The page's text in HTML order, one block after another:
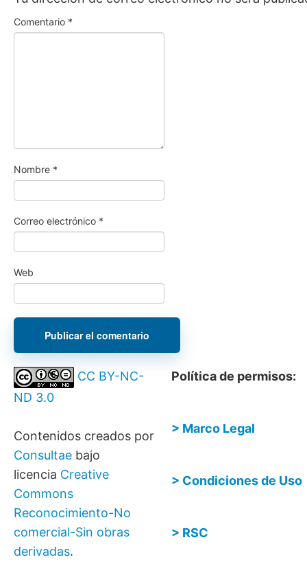
Comentario *
Nombre *
Correo electrónico *
Web
CC BY-NC-
ND 3.0
Contenidos creados por
Consultae bajo
licencia Creative
Commons
Reconocimiento-No
comercial-Sin obras
derivadas.
Política de permisos:
> Marco Legal
> Condiciones de Uso
> RSC